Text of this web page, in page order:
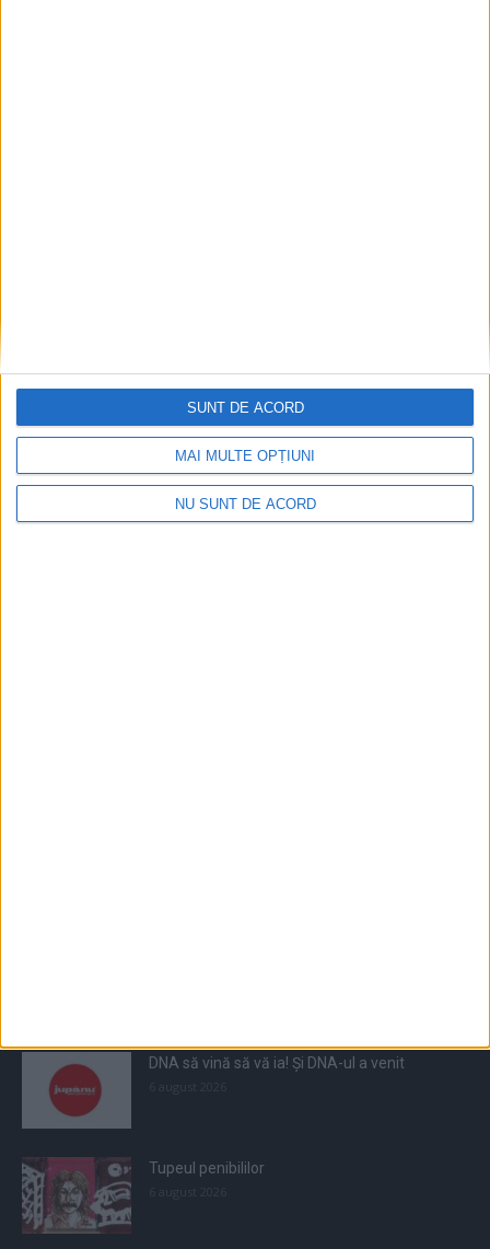
MAI MULTE OPȚIUNI
NU SUNT DE ACORD
SUNT DE ACORD
DNA să vină să vă ia! Și DNA-ul a venit
Tupeul penibililor